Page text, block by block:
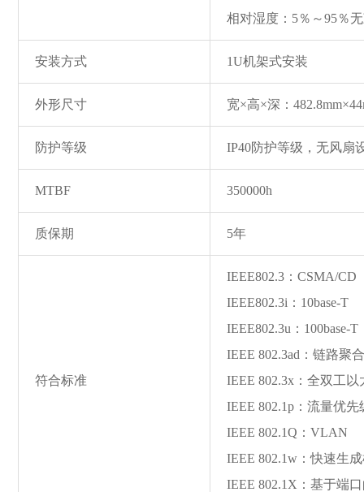
相对湿度：5％～95％
安装方式 1U机架式安装
外形尺寸 宽×高×深：
防护等级 IP40防护等级，无风扇
MTBF 350000h
质保期 5年
符合标准
IEEE802.3：CSMA/CD
IEEE802.3i：10base-T
IEEE802.3u：100base-T
IEEE 802.3ad：链路聚
IEEE 802.3x：全双工
IEEE 802.1p：流量优先
IEEE 802.1Q：VLAN
IEEE 802.1w：快速生
IEEE 802.1X：基于端